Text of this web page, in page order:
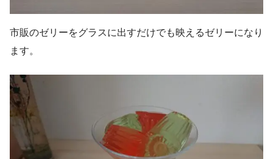
市販のゼリーをグラスに出すだけでも映えるゼリーになり
ます。